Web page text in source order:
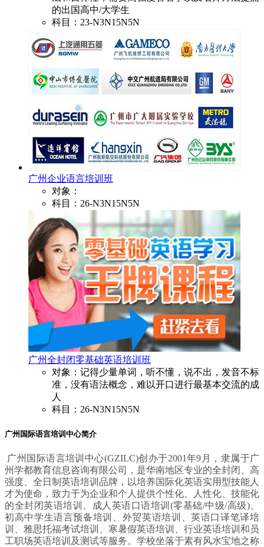
的出国高中/大学生
科目：23-N3N15N5N
广州企业语言培训班
对象：
科目：26-N3N15N5N
广州全封闭零基础英语培训班
对象：记得少量单词，听不懂，说不出，发音不标
准，没有语法概念，难以开口进行最基本交流的成
人
科目：26-N3N15N5N
广州国际语言培训中心简介
广州国际语言培训中心(GZILC)创办于2001年9月，隶属于广
州学都教育信息咨询有限公司，是华南地区专业的全封闭、高
强度、全日制英语培训品牌，以培养国际化英语实用型技能人
才为使命，致力于为企业和个人提供个性化、人性化、技能化
的全封闭英语培训、成人英语口语培训(零基础/中级/高级)、
初高中学生语言预备培训、外贸英语培训、英语口译笔译培
训、雅思托福考试培训、寒暑假英语培训、行业英语培训和员
工职场英语培训及测试等服务。学校坐落于素有风水宝地之称